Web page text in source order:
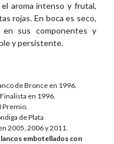
aroma intenso y frutal,
rojas. En boca es seco,
en sus componentes y
y persistente.
de Bronce en 1996.
en 1996.
Premio.
de Plata
2005, 2006 y 2011.
embotellados con